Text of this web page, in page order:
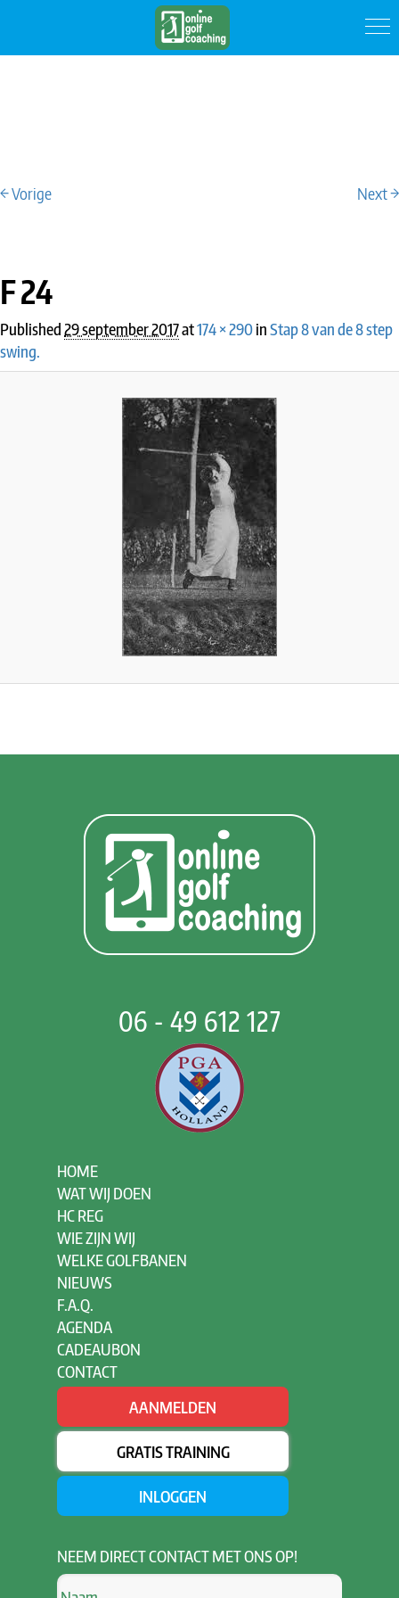
IMAGE NAVIGATION
← Vorige Next →
F 24
Published29 september 2017at174 × 290inStap 8 van de 8 step
swing.
06 - 49 612 127
HOME
WAT WIJ DOEN
HC REG
WIE ZIJN WIJ
WELKE GOLFBANEN
NIEUWS
F.A.Q.
AGENDA
CADEAUBON
CONTACT
AANMELDEN
GRATIS TRAINING
INLOGGEN
NEEM DIRECT CONTACT MET ONS OP!